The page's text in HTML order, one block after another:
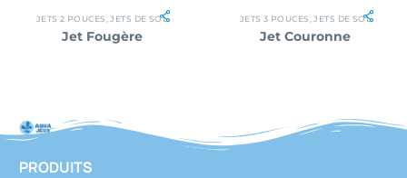
JETS 2 POUCES JETS DE SOL
Jet Fougère
JETS 3 POUCES JETS DE SOL
Jet Couronne
PRODUITS